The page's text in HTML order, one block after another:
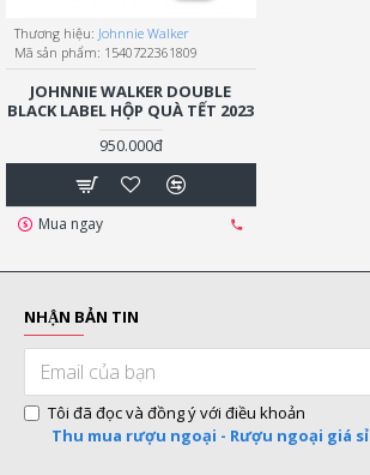
Thương hiệu: Johnnie Walker
Mã sản phẩm: 1540722361809
JOHNNIE WALKER DOUBLE
BLACK LABEL HỘP QUÀ TẾT 2023
950.000đ
Mua ngay
NHẬN BẢN TIN
Tôi đã đọc và đồng ý với điều khoản
Thu mua rượu ngoại - Rượu ngoại giá sỉ